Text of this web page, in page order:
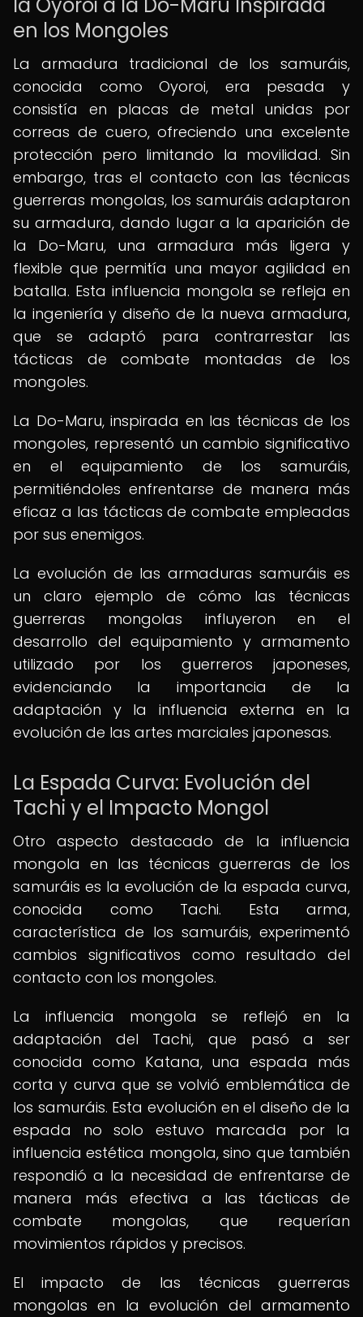
en los Mongoles
La armadura tradicional de los samuráis,
conocida como Oyoroi, era pesada y
consistía en placas de metal unidas por
correas de cuero, ofreciendo una excelente
protección pero limitando la movilidad. Sin
embargo, tras el contacto con las técnicas
guerreras mongolas, los samuráis adaptaron
su armadura, dando lugar a la aparición de
la Do-Maru, una armadura más ligera y
flexible que permitía una mayor agilidad en
batalla. Esta influencia mongola se refleja en
la ingeniería y diseño de la nueva armadura,
que se adaptó para contrarrestar las
tácticas de combate montadas de los
mongoles.
La Do-Maru, inspirada en las técnicas de los
mongoles, representó un cambio significativo
en el equipamiento de los samuráis,
permitiéndoles enfrentarse de manera más
eficaz a las tácticas de combate empleadas
por sus enemigos.
La evolución de las armaduras samuráis es
un claro ejemplo de cómo las técnicas
guerreras mongolas influyeron en el
desarrollo del equipamiento y armamento
utilizado por los guerreros japoneses,
evidenciando la importancia de la
adaptación y la influencia externa en la
evolución de las artes marciales japonesas.
La Espada Curva: Evolución del
Tachi y el Impacto Mongol
Otro aspecto destacado de la influencia
mongola en las técnicas guerreras de los
samuráis es la evolución de la espada curva,
conocida como Tachi. Esta arma,
característica de los samuráis, experimentó
cambios significativos como resultado del
contacto con los mongoles.
La influencia mongola se reflejó en la
adaptación del Tachi, que pasó a ser
conocida como Katana, una espada más
corta y curva que se volvió emblemática de
los samuráis. Esta evolución en el diseño de la
espada no solo estuvo marcada por la
influencia estética mongola, sino que también
respondió a la necesidad de enfrentarse de
manera más efectiva a las tácticas de
combate mongolas, que requerían
movimientos rápidos y precisos.
El impacto de las técnicas guerreras
mongolas en la evolución del armamento